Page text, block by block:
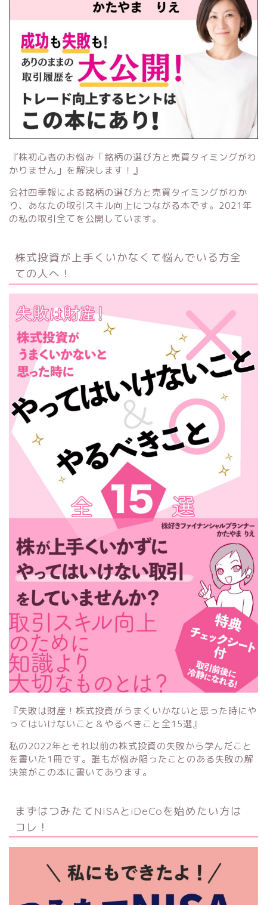
『株初心者のお悩み「銘柄の選び方と売買タイミングがわ
かりません」を解決します！』
会社四季報による銘柄の選び方と売買タイミングがわか
り、あなたの取引スキル向上につながる本です。2021年
の私の取引全てを公開しています。
株式投資が上手くいかなくて悩んでいる方全
ての人へ！
『失敗は財産！株式投資がうまくいかないと思った時にや
ってはいけないこと＆やるべきこと全15選』
私の2022年とそれ以前の株式投資の失敗から学んだこと
を書いた1冊です。誰もが悩み陥ったことのある失敗の解
決策がこの本に書いてあります。
まずはつみたてNISAとiDeCoを始めたい方は
コレ！